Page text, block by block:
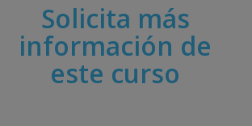
Solicita más
información de
este curso